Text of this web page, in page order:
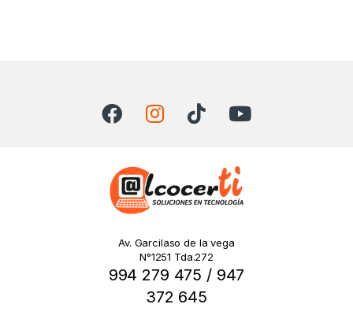
Av. Garcilaso de la vega
N°1251 Tda.272
994 279 475 / 947
372 645